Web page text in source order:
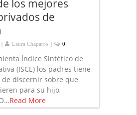
los mejores
de
| Laura Chaparro | 0
Índice Sintético de
(ISCE) los padres tiene
discernir sobre que
para su hijo,
Read More